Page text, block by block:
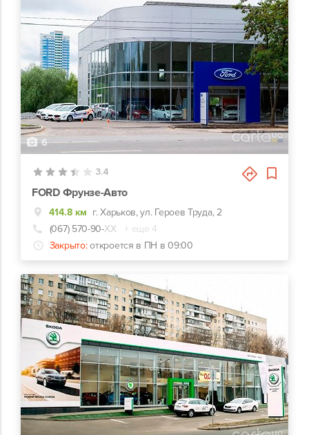
6
3.4
FORD Фрунзе-Авто
414.8 км г. Харьков, ул. Героев Труда, 2
(067) 570-90-ХХ
+ еще 4
Закрыто: откроется в ПН в 09:00